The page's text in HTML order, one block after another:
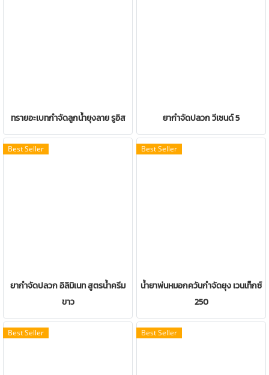
ทรายอะเบทกำจัดลูกน้ำยุงลาย รูอิส ยากำจัดปลวก วีเซนด์ 5
Best Seller
ยากำจัดปลวก อิลิมิเนท สูตรน้ำครีม
ขาว
Best Seller
น้ำยาพ่นหมอกควันกำจัดยุง เวนเท็กซ์
250
Best Seller Best Seller